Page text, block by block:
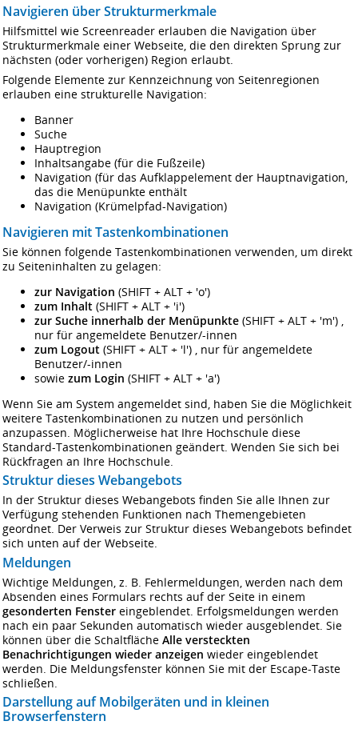
Navigieren über Strukturmerkmale
Hilfsmittel wie Screenreader erlauben die Navigation über
Strukturmerkmale einer Webseite, die den direkten Sprung zur
nächsten (oder vorherigen) Region erlaubt.
Folgende Elemente zur Kennzeichnung von Seitenregionen
erlauben eine strukturelle Navigation:
Banner
Suche
Hauptregion
Inhaltsangabe (für die Fußzeile)
Navigation (für das Aufklappelement der Hauptnavigation,
das die Menüpunkte enthält
Navigation (Krümelpfad-Navigation)
Navigieren mit Tastenkombinationen
Sie können folgende Tastenkombinationen verwenden, um direkt
zu Seiteninhalten zu gelagen:
zur Navigation (SHIFT + ALT + 'o')
zum Inhalt (SHIFT + ALT + 'i')
zur Suche innerhalb der Menüpunkte (SHIFT + ALT + 'm') ,
nur für angemeldete Benutzer/-innen
zum Logout (SHIFT + ALT + 'l') , nur für angemeldete
Benutzer/-innen
sowie zum Login (SHIFT + ALT + 'a')
Wenn Sie am System angemeldet sind, haben Sie die Möglichkeit
weitere Tastenkombinationen zu nutzen und persönlich
anzupassen. Möglicherweise hat Ihre Hochschule diese
Standard-Tastenkombinationen geändert. Wenden Sie sich bei
Rückfragen an Ihre Hochschule.
Struktur dieses Webangebots
In der Struktur dieses Webangebots finden Sie alle Ihnen zur
Verfügung stehenden Funktionen nach Themengebieten
geordnet. Der Verweis zur Struktur dieses Webangebots befindet
sich unten auf der Webseite.
Meldungen
Wichtige Meldungen, z. B. Fehlermeldungen, werden nach dem
Absenden eines Formulars rechts auf der Seite in einem
gesonderten Fenster eingeblendet. Erfolgsmeldungen werden
nach ein paar Sekunden automatisch wieder ausgeblendet. Sie
können über die Schaltfläche Alle versteckten
Benachrichtigungen wieder anzeigen wieder eingeblendet
werden. Die Meldungsfenster können Sie mit der Escape-Taste
schließen.
Darstellung auf Mobilgeräten und in kleinen
Browserfenstern